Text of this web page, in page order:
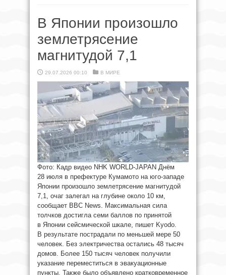
В Японии произошло
землетрясение
магнитудой 7,1
29.07.2026 00:10 В МИРЕ
Фото: Кадр видео NHK WORLD-JAPAN Днём
28 июля в префектуре Кумамото на юго-западе
Японии произошло землетрясение магнитудой
7,1, очаг залегал на глубине около 10 км,
сообщает BBC News. Максимальная сила
толчков достигла семи баллов по принятой
в Японии сейсмической шкале, пишет Kyodo.
В результате пострадали по меньшей мере 50
человек. Без электричества остались 48 тысяч
домов. Более 150 тысяч человек получили
указание переместиться в эвакуационные
пункты. Также было объявлено кратковременное